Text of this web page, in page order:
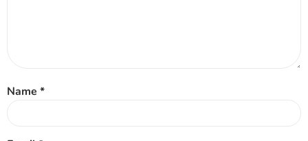
Name *